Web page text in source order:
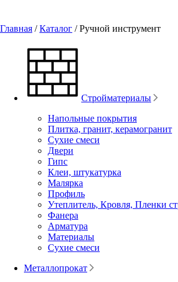
Главная /Каталог /Ручной инструмент
Стройматериалы
Напольные покрытия
Плитка, гранит, керамогранит
Сухие смеси
Двери
Гипс
Клеи, штукатурка
Малярка
Профиль
Утеплитель, Кровля, Пленки
Фанера
Арматура
Материалы
Сухие смеси
Металлопрокат